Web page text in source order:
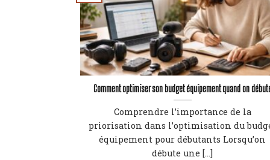
Comment optimiser son budget équipement quand on
Comprendre l’importance de la
priorisation dans l’optimisation du
équipement pour débutants Lorsqu’on
débute une [...]